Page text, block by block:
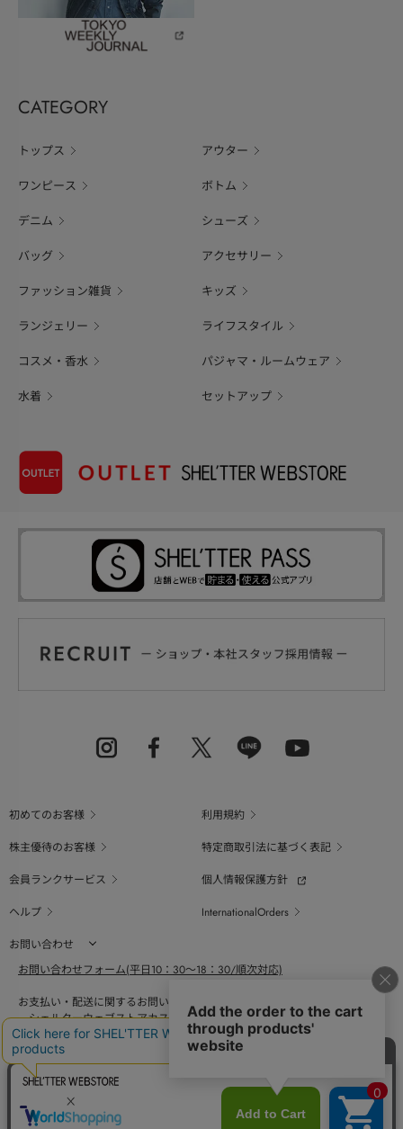
CATEGORY
トップス アウター
ワンピース ボトム
デニム シューズ
バッグ アクセサリー
ファッション雑貨 キッズ
ランジェリー ライフスタイル
コスメ・香水 パジャマ・ルームウェア
水着 セットアップ
初めてのお客様
利用規約
株主優待のお客様
特定商取引法に基づく表記
会員ランクサービス
個人情報保護方針
ヘルプ
InternationalOrders
お問い合わせ
お問い合わせフォーム(平日10：30～18：30/順次対応)
お支払い・配送に関するお問い合わせ（平日10：30～18：00）
シェルターウェブストアカスタマーセンター
0800-123-6820
商品の素材、サイズ、仕様等に関するお問い合せ（平日10：30～18：00）
バロックジャパンリミテッドコールセンター
03-6730-9191